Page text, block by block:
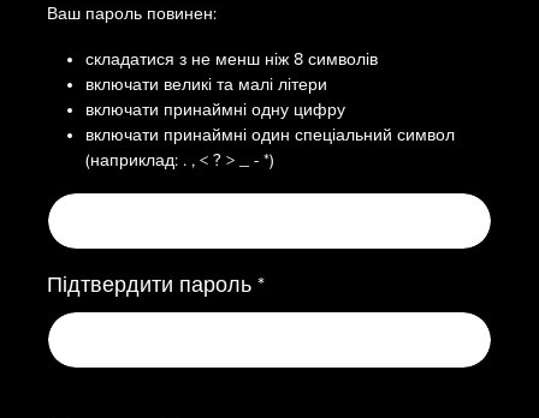
Ваш пароль повинен:
складатися з не менш ніж 8 символів
включати великі та малі літери
включати принаймні одну цифру
включати принаймні один спеціальний символ
(наприклад: . , < ? > _ - *)
Підтвердити пароль *